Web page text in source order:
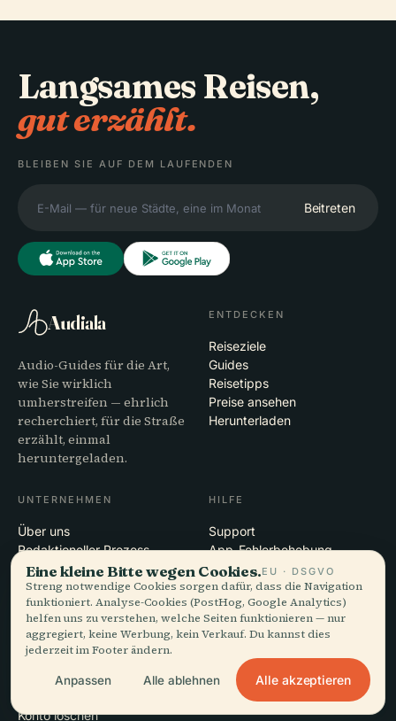
Langsames Reisen,
gut erzählt.
BLEIBEN SIE AUF DEM LAUFENDEN
Beitreten
Audiala
Audio-Guides für die Art,
wie Sie wirklich
umherstreifen — ehrlich
recherchiert, für die Straße
erzählt, einmal
heruntergeladen.
ENTDECKEN
Reiseziele
Guides
Reisetipps
Preise ansehen
Herunterladen
UNTERNEHMEN
Über uns
Redaktioneller Prozess
Mission
HILFE
Support
App-Fehlerbehebung
Kontakt
Partner werden
RECHTLICHES
Datenschutz
Konto löschen
Eine kleine Bitte wegen Cookies.EU · DSGVO
Streng notwendige Cookies sorgen dafür, dass die Navigation
funktioniert. Analyse-Cookies (PostHog, Google Analytics)
helfen uns zu verstehen, welche Seiten funktionieren — nur
aggregiert, keine Werbung, kein Verkauf. Du kannst dies
jederzeit im Footer ändern.
Anpassen Alle ablehnen Alle akzeptieren